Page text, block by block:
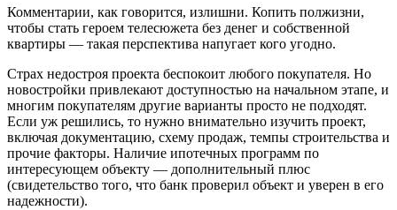
Комментарии, как говорится, излишни. Копить полжизни,
чтобы стать героем телесюжета без денег и собственной
квартиры — такая перспектива напугает кого угодно.
Страх недостроя проекта беспокоит любого покупателя. Но
новостройки привлекают доступностью на начальном этапе, и
многим покупателям другие варианты просто не подходят.
Если уж решились, то нужно внимательно изучить проект,
включая документацию, схему продаж, темпы строительства и
прочие факторы. Наличие ипотечных программ по
интересующем объекту — дополнительный плюс
(свидетельство того, что банк проверил объект и уверен в его
надежности).